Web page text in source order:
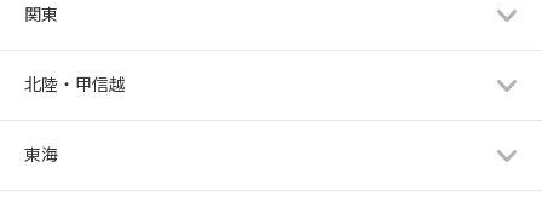
関東
北陸・甲信越
東海